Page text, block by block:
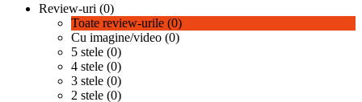
Review-uri (0)
Toate review-urile (0)
Cu imagine/video (0)
5 stele (0)
4 stele (0)
3 stele (0)
2 stele (0)